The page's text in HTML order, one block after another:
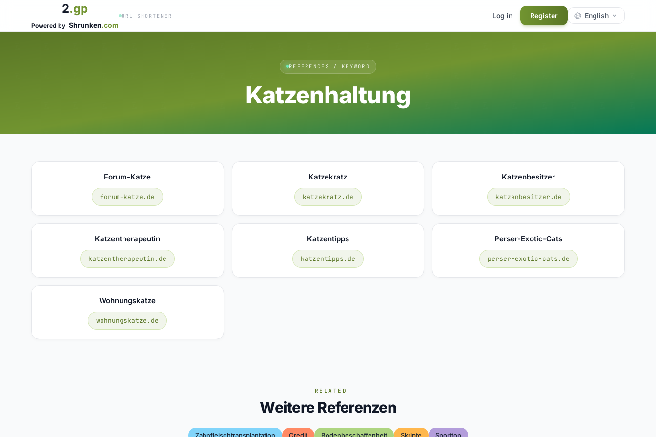
2.gp
Powered by Shrunken.com
URL SHORTENER Log in Register English
REFERENCES / KEYWORD
Katzenhaltung
Forum-Katze
forum-katze.de
Katzekratz
katzekratz.de
Katzenbesitzer
katzenbesitzer.de
Katzentherapeutin
katzentherapeutin.de
Katzentipps
katzentipps.de
Perser-Exotic-Cats
perser-exotic-cats.de
Wohnungskatze
wohnungskatze.de
RELATED
Weitere Referenzen
Zahnfleischtransplantation Credit Bodenbeschaffenheit Skripte Sporttop